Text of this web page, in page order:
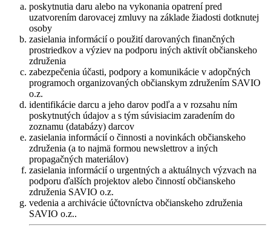
poskytnutia daru alebo na vykonania opatrení pred
uzatvorením darovacej zmluvy na základe žiadosti dotknutej
osoby
zasielania informácií o použití darovaných finančných
prostriedkov a výziev na podporu iných aktivít občianskeho
združenia
zabezpečenia účasti, podpory a komunikácie v adopčných
programoch organizovaných občianskym združením SAVIO
o.z.
identifikácie darcu a jeho darov podľa a v rozsahu ním
poskytnutých údajov a s tým súvisiacim zaradením do
zoznamu (databázy) darcov
zasielania informácií o činnosti a novinkách občianskeho
združenia (a to najmä formou newslettrov a iných
propagačných materiálov)
zasielania informácií o urgentných a aktuálnych výzvach na
podporu ďalších projektov alebo činností občianskeho
združenia SAVIO o.z.
vedenia a archivácie účtovníctva občianskeho združenia
SAVIO o.z..